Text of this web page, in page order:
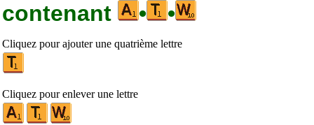
contenant
• •
Cliquez pour ajouter une quatrième lettre
Cliquez pour enlever une lettre